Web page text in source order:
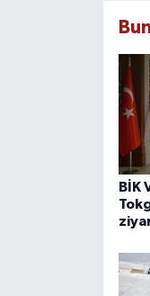
BİK